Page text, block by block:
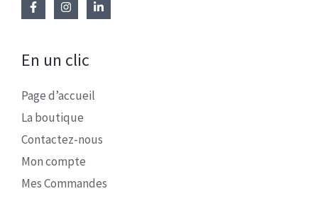
En un clic
Page d’accueil
La boutique
Contactez-nous
Mon compte
Mes Commandes